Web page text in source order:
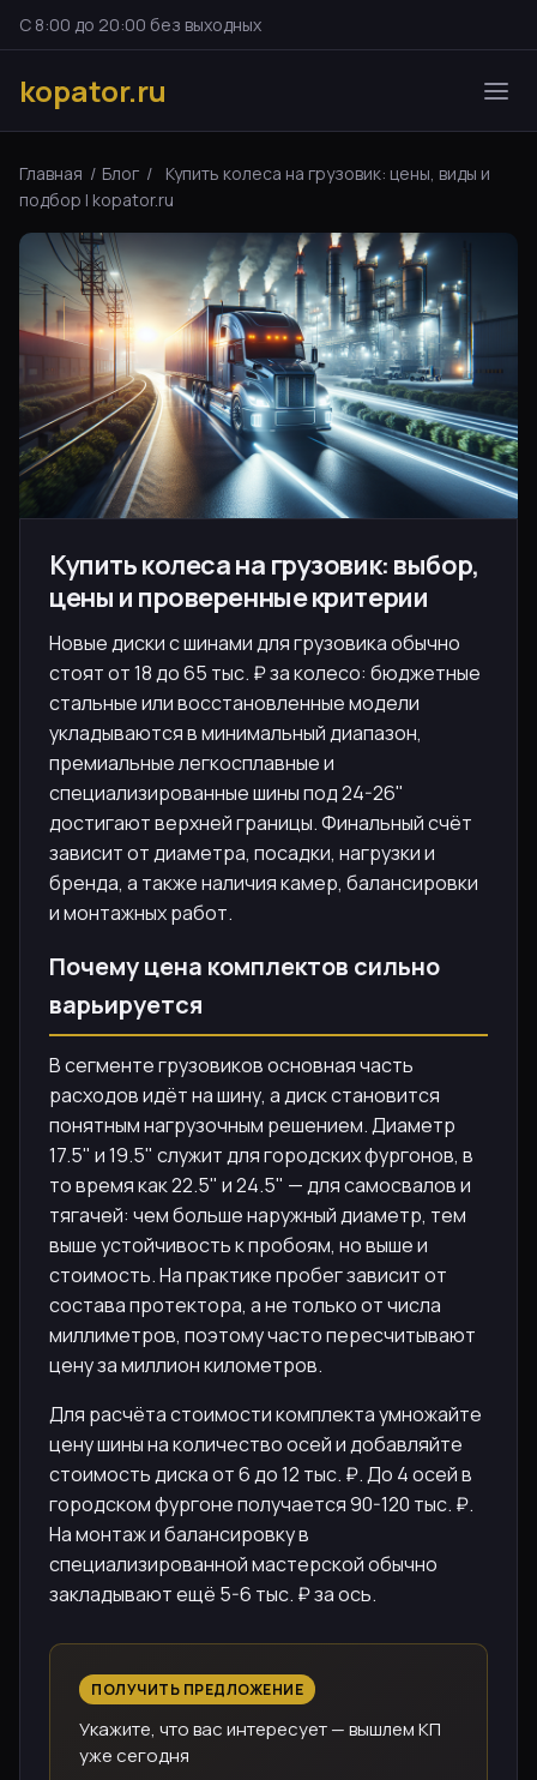
С 8:00 до 20:00 без выходных
kopator.ru
Главная / Блог /
Купить колеса на грузовик: цены, виды и
подбор | kopator.ru
Купить колеса на грузовик: выбор,
цены и проверенные критерии
Новые диски с шинами для грузовика обычно
стоят от 18 до 65 тыс. ₽ за колесо: бюджетные
стальные или восстановленные модели
укладываются в минимальный диапазон,
премиальные легкосплавные и
специализированные шины под 24-26"
достигают верхней границы. Финальный счёт
зависит от диаметра, посадки, нагрузки и
бренда, а также наличия камер, балансировки
и монтажных работ.
Почему цена комплектов сильно
варьируется
В сегменте грузовиков основная часть
расходов идёт на шину, а диск становится
понятным нагрузочным решением. Диаметр
17.5" и 19.5" служит для городских фургонов, в
то время как 22.5" и 24.5" — для самосвалов и
тягачей: чем больше наружный диаметр, тем
выше устойчивость к пробоям, но выше и
стоимость. На практике пробег зависит от
состава протектора, а не только от числа
миллиметров, поэтому часто пересчитывают
цену за миллион километров.
Для расчёта стоимости комплекта умножайте
цену шины на количество осей и добавляйте
стоимость диска от 6 до 12 тыс. ₽. До 4 осей в
городском фургоне получается 90-120 тыс. ₽.
На монтаж и балансировку в
специализированной мастерской обычно
закладывают ещё 5-6 тыс. ₽ за ось.
ПОЛУЧИТЬ ПРЕДЛОЖЕНИЕ
Укажите, что вас интересует — вышлем КП
уже сегодня